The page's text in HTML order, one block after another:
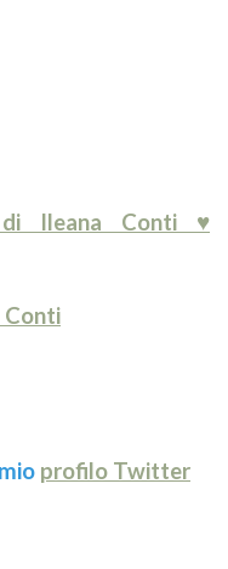
di Ileana Conti ♥
Conti
profilo Twitter